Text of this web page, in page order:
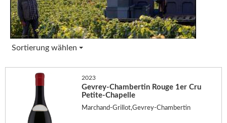
Sortierung wählen
2023
Gevrey-Chambertin Rouge 1er Cru
Petite-Chapelle
Marchand-Grillot,Gevrey-Chambertin